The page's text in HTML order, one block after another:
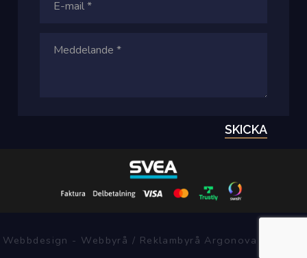
SKICKA
Webbdesign - Webbyrå / Reklambyrå Argonova Systems